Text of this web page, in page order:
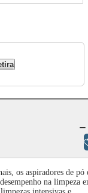
os aspiradores de pó
na limpeza